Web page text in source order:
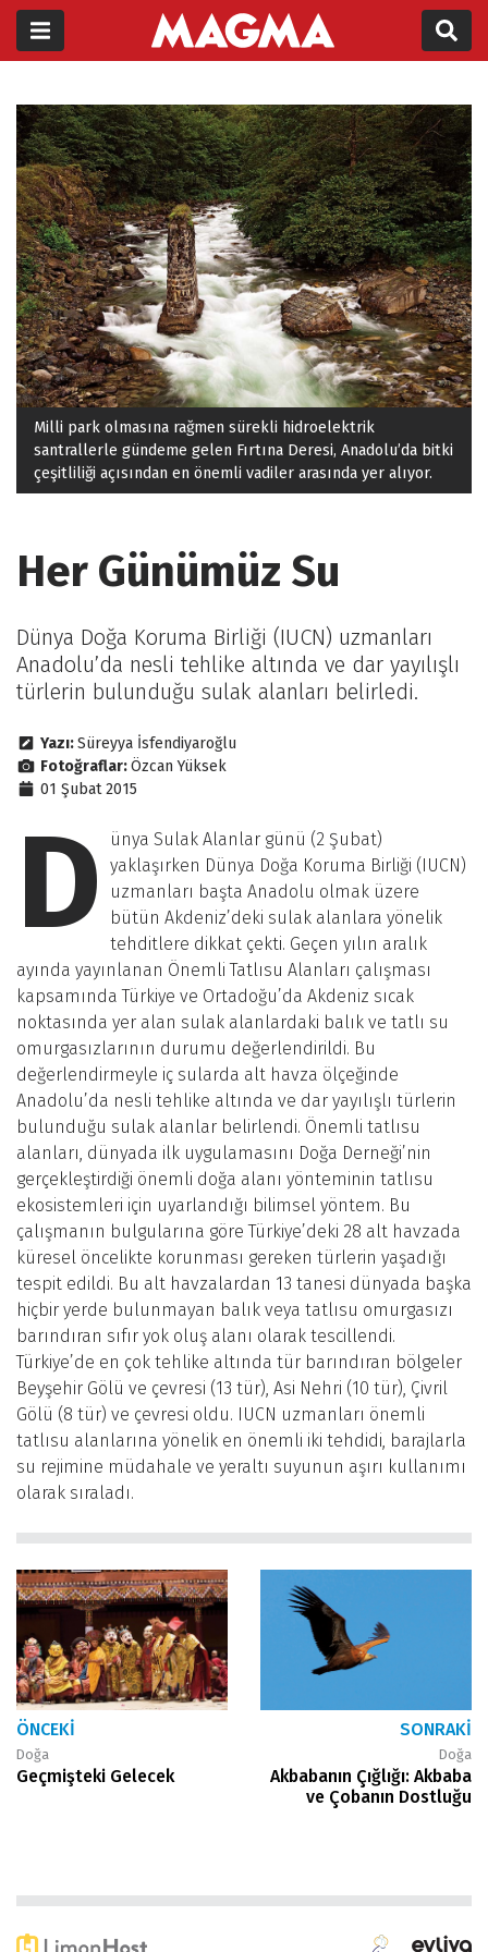
Milli park olmasına rağmen sürekli hidroelektrik
santrallerle gündeme gelen Fırtına Deresi, Anadolu’da bitki
çeşitliliği açısından en önemli vadiler arasında yer alıyor.
Her Günümüz Su
Dünya Doğa Koruma Birliği (IUCN) uzmanları
Anadolu’da nesli tehlike altında ve dar yayılışlı
türlerin bulunduğu sulak alanları belirledi.
Yazı:Süreyya İsfendiyaroğlu
Fotoğraflar:Özcan Yüksek
01 Şubat 2015
D
ünya Sulak Alanlar günü (2 Şubat)
yaklaşırken Dünya Doğa Koruma Birliği (IUCN)
uzmanları başta Anadolu olmak üzere
bütün Akdeniz’deki sulak alanlara yönelik
tehditlere dikkat çekti. Geçen yılın aralık
ayında yayınlanan Önemli Tatlısu Alanları çalışması
kapsamında Türkiye ve Ortadoğu’da Akdeniz sıcak
noktasında yer alan sulak alanlardaki balık ve tatlı su
omurgasızlarının durumu değerlendirildi. Bu
değerlendirmeyle iç sularda alt havza ölçeğinde
Anadolu’da nesli tehlike altında ve dar yayılışlı türlerin
bulunduğu sulak alanlar belirlendi. Önemli tatlısu
alanları, dünyada ilk uygulamasını Doğa Derneği’nin
gerçekleştirdiği önemli doğa alanı yönteminin tatlısu
ekosistemleri için uyarlandığı bilimsel yöntem. Bu
çalışmanın bulgularına göre Türkiye’deki 28 alt havzada
küresel öncelikte korunması gereken türlerin yaşadığı
tespit edildi. Bu alt havzalardan 13 tanesi dünyada başka
hiçbir yerde bulunmayan balık veya tatlısu omurgasızı
barındıran sıfır yok oluş alanı olarak tescillendi.
Türkiye’de en çok tehlike altında tür barındıran bölgeler
Beyşehir Gölü ve çevresi (13 tür), Asi Nehri (10 tür), Çivril
Gölü (8 tür) ve çevresi oldu. IUCN uzmanları önemli
tatlısu alanlarına yönelik en önemli iki tehdidi, barajlarla
su rejimine müdahale ve yeraltı suyunun aşırı kullanımı
olarak sıraladı.
ÖNCEKI
Doğa
Geçmişteki Gelecek
SONRAKI
Doğa
Akbabanın Çığlığı: Akbaba
ve Çobanın Dostluğu